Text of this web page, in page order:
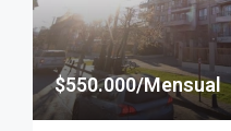
$550.000/Mensual